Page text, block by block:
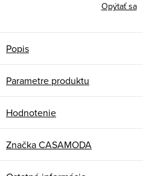
Opýtať sa
Popis
Parametre produktu
Hodnotenie
ZnačkaCASAMODA